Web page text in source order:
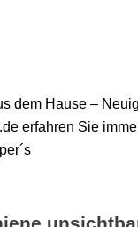
dem Hause –
erfahren Sie